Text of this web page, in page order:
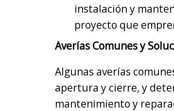
instalación y
proyecto que
Averías Comunes y
Algunas averías
apertura y cierre, y
mantenimiento y